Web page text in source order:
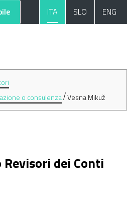
ITA SLO ENG
o consulenza Vesna Mikuž
dei Conti